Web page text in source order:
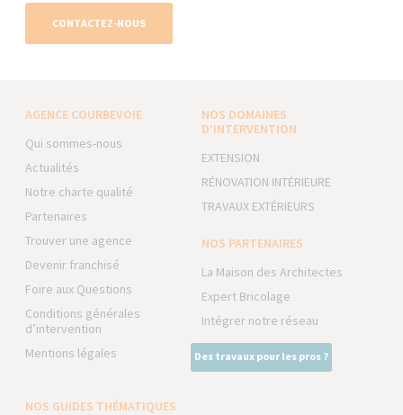
CONTACTEZ-NOUS
AGENCE COURBEVOIE
Qui sommes-nous
Actualités
Notre charte qualité
Partenaires
Trouver une agence
Devenir franchisé
Foire aux Questions
Conditions générales
d’intervention
Mentions légales
NOS DOMAINES
D’INTERVENTION
EXTENSION
RÉNOVATION INTÉRIEURE
TRAVAUX EXTÉRIEURS
NOS PARTENAIRES
La Maison des Architectes
Expert Bricolage
Intégrer notre réseau
Des travaux pour les pros ?
NOS GUIDES THÉMATIQUES